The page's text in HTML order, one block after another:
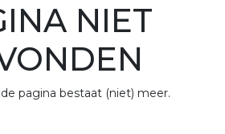
NIET
pagina bestaat (niet) meer.